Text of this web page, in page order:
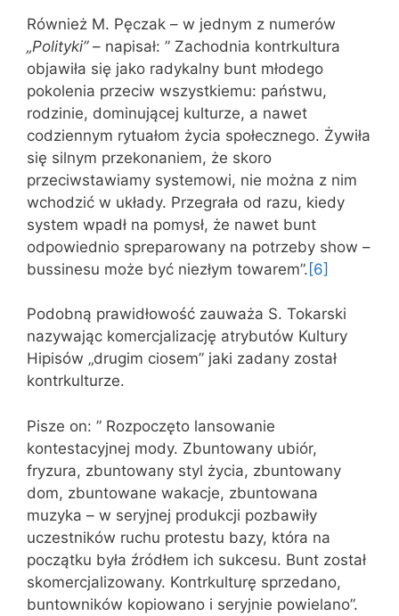
Również M. Pęczak – w jednym z numerów
„Polityki” – napisał: ” Zachodnia kontrkultura
objawiła się jako radykalny bunt młodego
pokolenia przeciw wszystkiemu: państwu,
rodzinie, dominującej kulturze, a nawet
codziennym rytuałom życia społecznego. Żywiła
się silnym przekonaniem, że skoro
przeciwstawiamy systemowi, nie można z nim
wchodzić w układy. Przegrała od razu, kiedy
system wpadł na pomysł, że nawet bunt
odpowiednio spreparowany na potrzeby show –
bussinesu może być niezłym towarem”. [6]
Podobną prawidłowość zauważa S. Tokarski
nazywając komercjalizację atrybutów Kultury
Hipisów „drugim ciosem” jaki zadany został
kontrkulturze.
Pisze on: ” Rozpoczęto lansowanie
kontestacyjnej mody. Zbuntowany ubiór,
fryzura, zbuntowany styl życia, zbuntowany
dom, zbuntowane wakacje, zbuntowana
muzyka – w seryjnej produkcji pozbawiły
uczestników ruchu protestu bazy, która na
początku była źródłem ich sukcesu. Bunt został
skomercjalizowany. Kontrkulturę sprzedano,
buntowników kopiowano i seryjnie powielano”.